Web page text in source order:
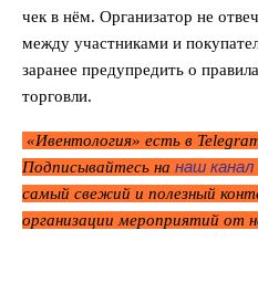
чек в нём. Организатор не
между участниками и
заранее предупредить о
торговли.
«Ивентология» есть в
Подписывайтесь на наш канал
самый свежий и полезный
организации мероприятий от